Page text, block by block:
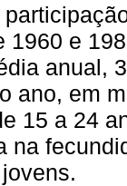
1960 e
anual,
ano, em
15 a 24
na